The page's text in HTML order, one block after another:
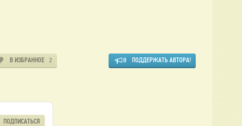
В ИЗБРАННОЕ 2 ПОДДЕРЖАТЬ АВТОРА!
ПОДПИСАТЬСЯ